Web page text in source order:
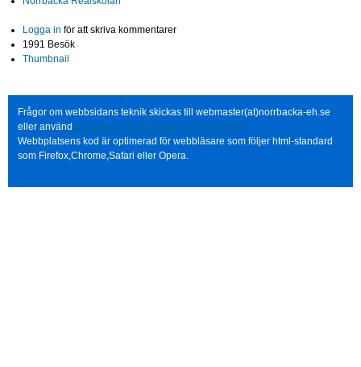
Logga in för att skriva kommentarer
1991 Besök
Thumbnail
Frågor om webbsidans teknik skickas till webmaster(at)norrbacka-eh.se
eller använd http://www.norrbacka-eh.se/?q=contact
Webbplatsens kod är optimerad för webbläsare som följer html-standard
som Firefox,Chrome,Safari eller Opera.